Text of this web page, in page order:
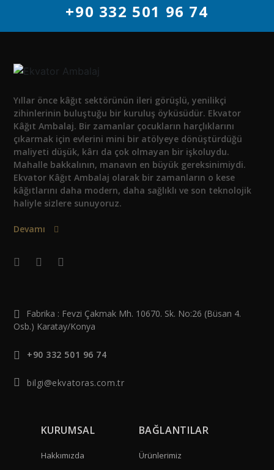
+90 332 501 96 74
Yıllar önce kâğıt sektörünün ileri görüşlü, yenilikçi
zihinlerinin buluştuğu bir kuruluş öyküsüdür. Ekvator
Kâğıt Ambalaj. Bir zamanlar çocukların harçlıklarını
çıkarmak için evlerini mini bir atölyeye dönüştürdüğü
maliyeti düşük, kârı da çok olmayan bir işkoluydu.
Mahalle bakkalının, manavın en büyük gereksinimiydi.
Ekvator Kâğıt Ambalaj olarak bir zamanların o kese
kâğıtlarını daha modern, daha sağlıklı ve son teknolojik
haliyle sizlere sunuyoruz.
Devamı
Fabrika : Fevzi Çakmak Mh. 10670. Sk. No:26 (Büsan 4.
Osb.) Karatay/Konya
+90 332 501 96 74
bilgi@ekvatoras.com.tr
KURUMSAL
Hakkımızda
BAĞLANTILAR
Ürünlerimiz